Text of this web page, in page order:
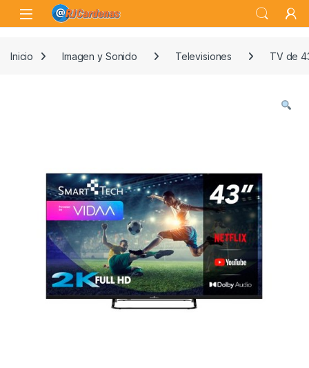
Skip to navigation
Skip to content
Open
Inicio Imagen y Sonido Televisiones TV de